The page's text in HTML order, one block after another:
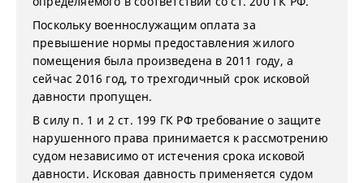
Поскольку военнослужащим оплата за
превышение нормы предоставления жилого
помещения была произведена в 2011 году, а
сейчас 2016 год, то трехгодичный срок исковой
давности пропущен.
В силу п. 1 и 2 ст. 199 ГК РФ требование о защите
нарушенного права принимается к рассмотрению
судом независимо от истечения срока исковой
давности. Исковая давность применяется судом